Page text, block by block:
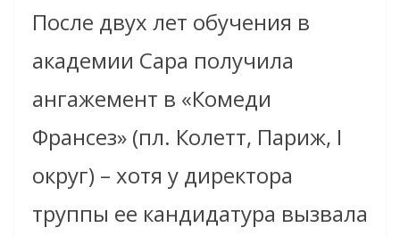
После двух лет обучения в
академии Сара получила
ангажемент в «Комеди
Франсез» (пл. Колетт, Париж, I
округ) – хотя у директора
труппы ее кандидатура вызвала